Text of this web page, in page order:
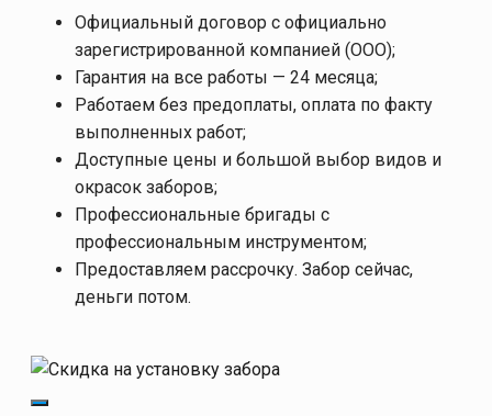
Официальный договор с официально
зарегистрированной компанией (ООО);
Гарантия на все работы — 24 месяца;
Работаем без предоплаты, оплата по факту
выполненных работ;
Доступные цены и большой выбор видов и
окрасок заборов;
Профессиональные бригады с
профессиональным инструментом;
Предоставляем рассрочку. Забор сейчас,
деньги потом.